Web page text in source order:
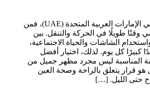
إذا كنت تعيش في الإمارات العربية المتحدة (UAE)، فمن
وقتًا طويلًا في الحركة والتنقل. بين
الشاشات والحياة الاجتماعية،
كبيرًا كل يوم. لذلك، اختيار أفضل
المناسبة ليس مجرد مظهر جميل من
قرار يتعلق بالراحة وصحة العين
حتى الليل. […]